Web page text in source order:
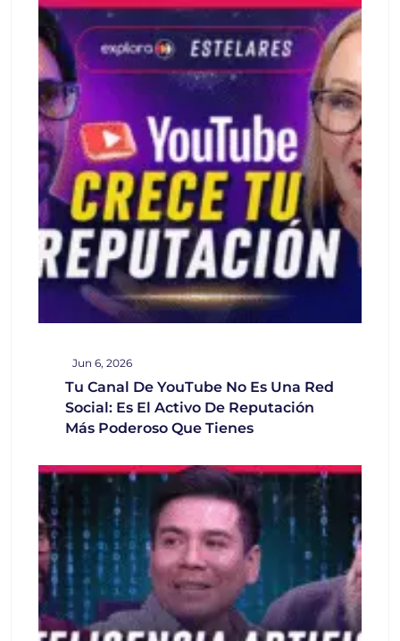
Jun 6, 2026
Tu Canal De YouTube No Es Una Red
Social: Es El Activo De Reputación
Más Poderoso Que Tienes